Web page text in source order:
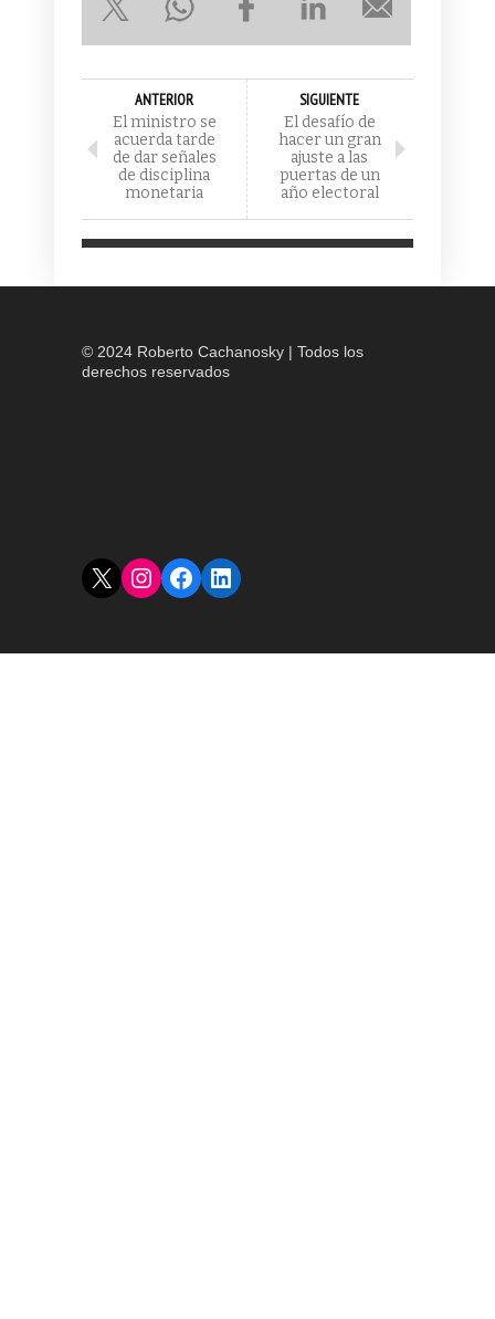
ANTERIOR
El ministro se
acuerda tarde
de dar señales
de disciplina
monetaria
SIGUIENTE
El desafío de
hacer un gran
ajuste a las
puertas de un
año electoral
© 2024 Roberto Cachanosky | Todos los
derechos reservados
X Instagram
Facebook
LinkedIn